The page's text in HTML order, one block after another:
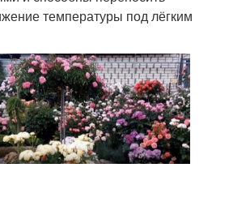
температуры под лёгким